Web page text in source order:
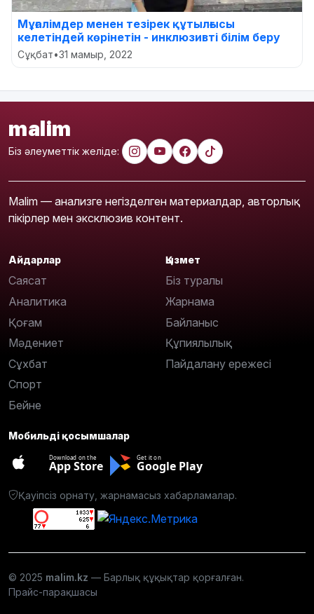
Мұғалімдер менен тезірек құтылғысы
келетіндей көрінетін - инклюзивті білім беру
Сұқбат•31 мамыр, 2022
malim
Біз әлеуметтік желіде:
Malim — анализге негізделген материалдар, авторлық
пікірлер мен эксклюзив контент.
Айдарлар
Саясат
Аналитика
Қоғам
Мәдениет
Сұхбат
Спорт
Бейне
Қызмет
Біз туралы
Жарнама
Байланыс
Құпиялылық
Пайдалану ережесі
Мобильді қосымшалар
Download on the
App Store
Get it on
Google Play
Қауіпсіз орнату, жарнамасыз хабарламалар.
© 2025 malim.kz — Барлық құқықтар қорғалған.
Прайс-парақшасы